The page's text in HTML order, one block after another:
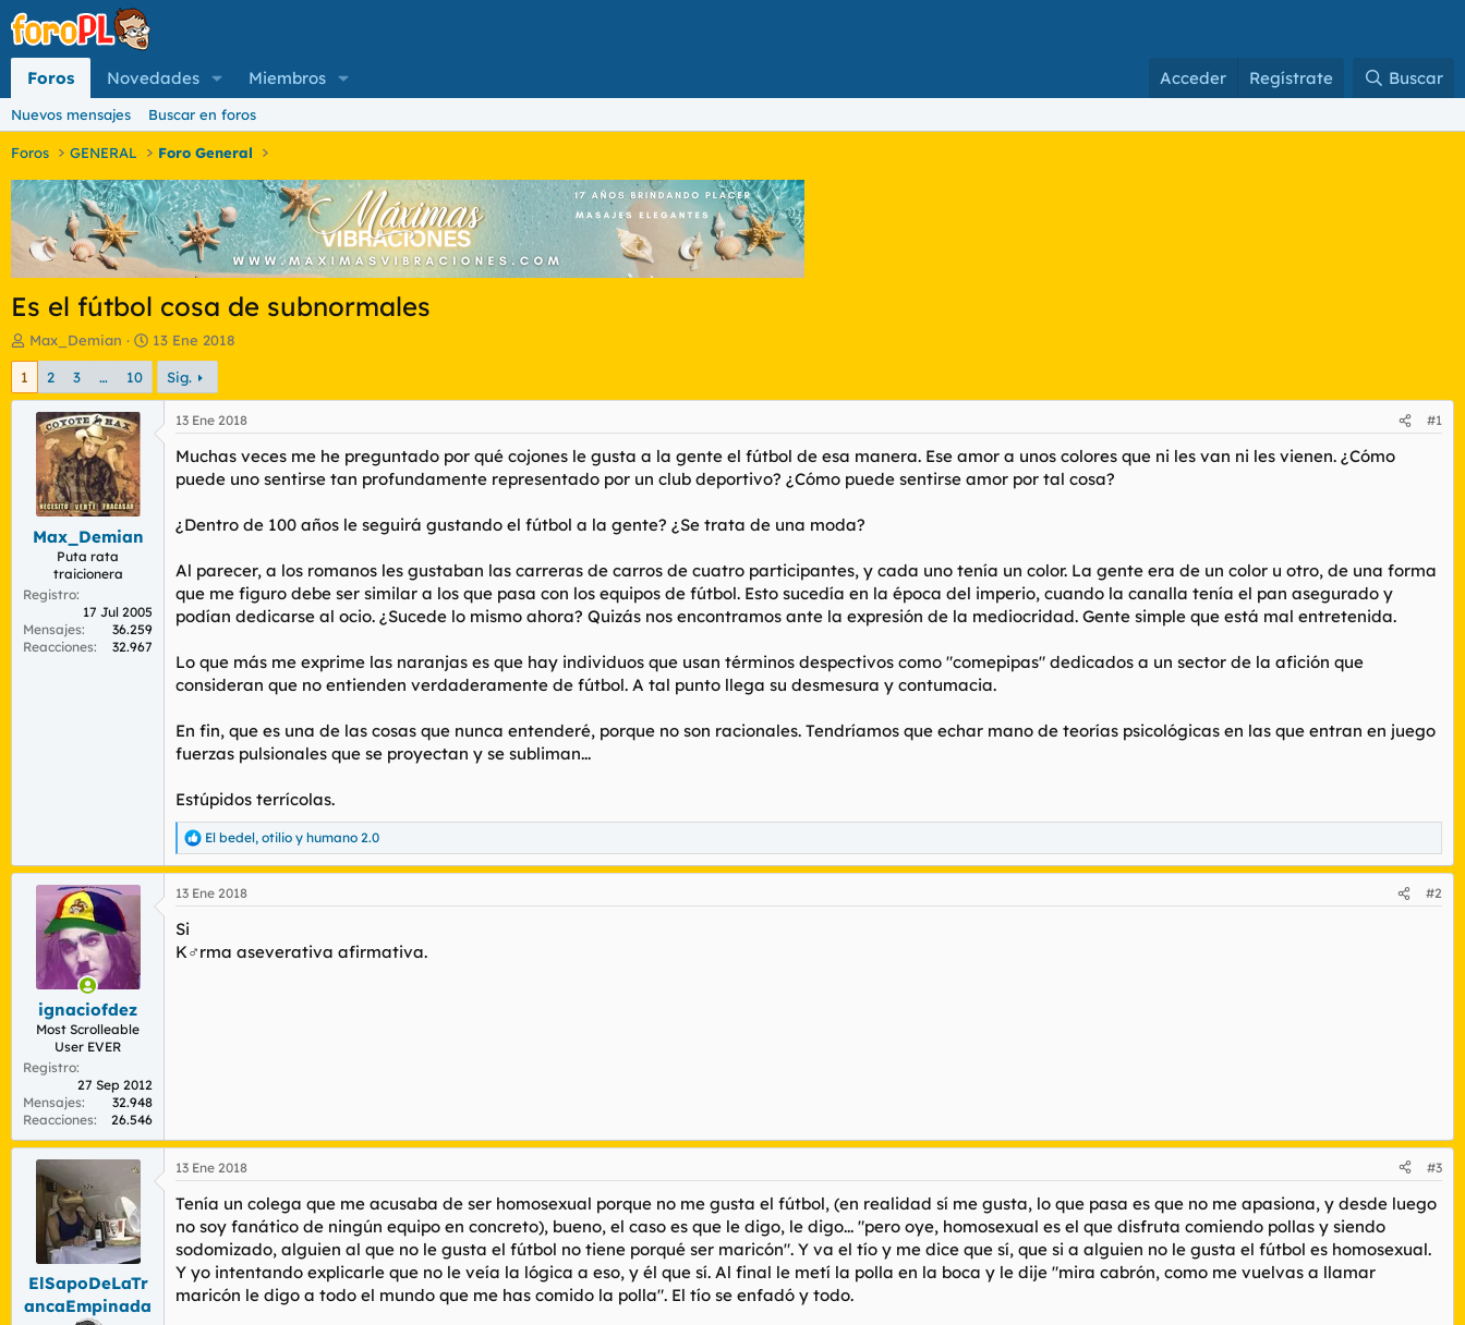
Foros Novedades Miembros Acceder Regístrate Buscar
Nuevos mensajes Buscar en foros
Foros GENERAL Foro General
Es el fútbol cosa de subnormales
I
n
c
a
d
o
d
e
e
a
Max_Demian
F
e
h
d
13 Ene 2018
1 2 3 … 10 Sig.
Max_Demian
Puta rata
traicionera
Registro
17 Jul 2005
Mensajes
36.259
Reacciones
32.967
13 Ene 2018 #1
Muchas veces me he preguntado por qué cojones le gusta a la gente el fútbol de esa manera. Ese amor a unos colores que ni les van ni les vienen. ¿Cómo
puede uno sentirse tan profundamente representado por un club deportivo? ¿Cómo puede sentirse amor por tal cosa?
¿Dentro de 100 años le seguirá gustando el fútbol a la gente? ¿Se trata de una moda?
Al parecer, a los romanos les gustaban las carreras de carros de cuatro participantes, y cada uno tenía un color. La gente era de un color u otro, de una forma
que me figuro debe ser similar a los que pasa con los equipos de fútbol. Esto sucedía en la época del imperio, cuando la canalla tenía el pan asegurado y
podían dedicarse al ocio. ¿Sucede lo mismo ahora? Quizás nos encontramos ante la expresión de la mediocridad. Gente simple que está mal entretenida.
Lo que más me exprime las naranjas es que hay individuos que usan términos despectivos como "comepipas" dedicados a un sector de la afición que
consideran que no entienden verdaderamente de fútbol. A tal punto llega su desmesura y contumacia.
En fin, que es una de las cosas que nunca entenderé, porque no son racionales. Tendríamos que echar mano de teorías psicológicas en las que entran en juego
fuerzas pulsionales que se proyectan y se subliman...
Estúpidos terrícolas.
R
e
a
c
i
o
El bedel, otilio y humano 2.0
ignaciofdez
Most Scrolleable
User EVER
Registro
27 Sep 2012
Mensajes
32.948
Reacciones
26.546
13 Ene 2018 #2
Si
K♂rma aseverativa afirmativa.
ElSapoDeLaTr
ancaEmpinada
13 Ene 2018 #3
Tenía un colega que me acusaba de ser homosexual porque no me gusta el fútbol, (en realidad sí me gusta, lo que pasa es que no me apasiona, y desde luego
no soy fanático de ningún equipo en concreto), bueno, el caso es que le digo, le digo... "pero oye, homosexual es el que disfruta comiendo pollas y siendo
sodomizado, alguien al que no le gusta el fútbol no tiene porqué ser maricón". Y va el tío y me dice que sí, que si a alguien no le gusta el fútbol es homosexual.
Y yo intentando explicarle que no le veía la lógica a eso, y él que sí. Al final le metí la polla en la boca y le dije "mira cabrón, como me vuelvas a llamar
maricón le digo a todo el mundo que me has comido la polla". El tío se enfadó y todo.